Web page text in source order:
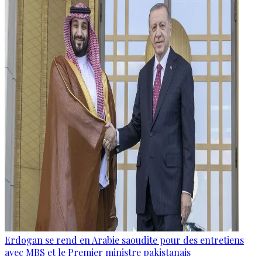
Erdogan se rend en Arabie saoudite pour des entretiens
avec MBS et le Premier ministre pakistanais